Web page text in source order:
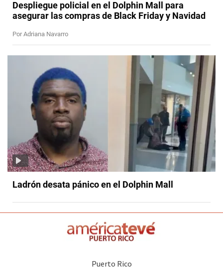
Despliegue policial en el Dolphin Mall para
asegurar las compras de Black Friday y Navidad
Por Adriana Navarro
Ladrón desata pánico en el Dolphin Mall
Puerto Rico